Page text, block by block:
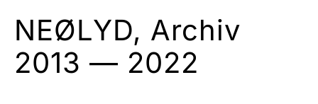
NEØLYD, Archiv
2013 — 2022